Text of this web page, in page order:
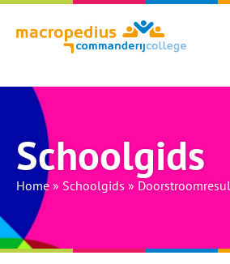
Schoolgids
Home » Schoolgids »